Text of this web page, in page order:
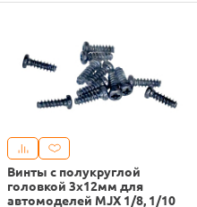
Винты с полукруглой
головкой 3х12мм для
автомоделей MJX 1/8, 1/10